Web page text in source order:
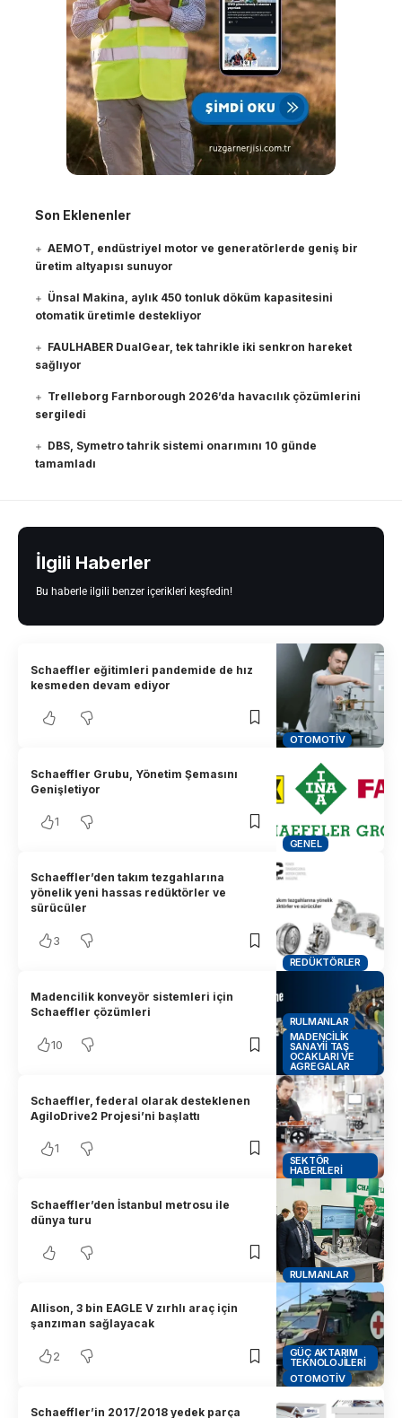
Son Eklenenler
AEMOT, endüstriyel motor ve generatörlerde geniş bir
üretim altyapısı sunuyor
Ünsal Makina, aylık 450 tonluk döküm kapasitesini
otomatik üretimle destekliyor
FAULHABER DualGear, tek tahrikle iki senkron hareket
sağlıyor
Trelleborg Farnborough 2026’da havacılık çözümlerini
sergiledi
DBS, Symetro tahrik sistemi onarımını 10 günde
tamamladı
İlgili Haberler
Bu haberle ilgili benzer içerikleri keşfedin!
OTOMOTIV
Schaeffler eğitimleri pandemide de hız
kesmeden devam ediyor
GENEL
Schaeffler Grubu, Yönetim Şemasını
Genişletiyor
1
REDÜKTÖRLER
Schaeffler’den takım tezgahlarına
yönelik yeni hassas redüktörler ve
sürücüler
3
RULMANLAR
MADENCILIK
SANAYII TAŞ
OCAKLARI VE
AGREGALAR
Madencilik konveyör sistemleri için
Schaeffler çözümleri
10
SEKTÖR
HABERLERI
Schaeffler, federal olarak desteklenen
AgiloDrive2 Projesi’ni başlattı
1
RULMANLAR
Schaeffler’den İstanbul metrosu ile
dünya turu
GÜÇ AKTARIM
TEKNOLOJILERI
OTOMOTIV
Allison, 3 bin EAGLE V zırhlı araç için
şanzıman sağlayacak
2
Schaeffler’in 2017/2018 yedek parça